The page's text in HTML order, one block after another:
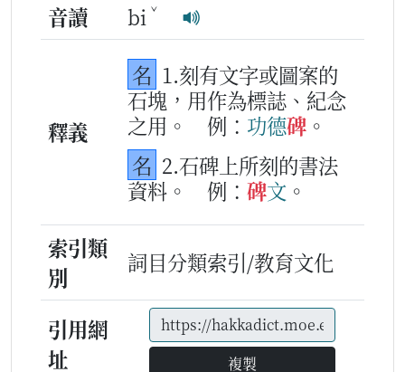
音讀 bi ˇ
釋義
名 1.刻有文字或圖案的
石塊，用作為標誌、紀念
之用。
例： 功德碑 。
名 2.石碑上所刻的書法
資料。
例： 碑文 。
索引類
別
詞目分類索引/教育文化
引用網
址
複製